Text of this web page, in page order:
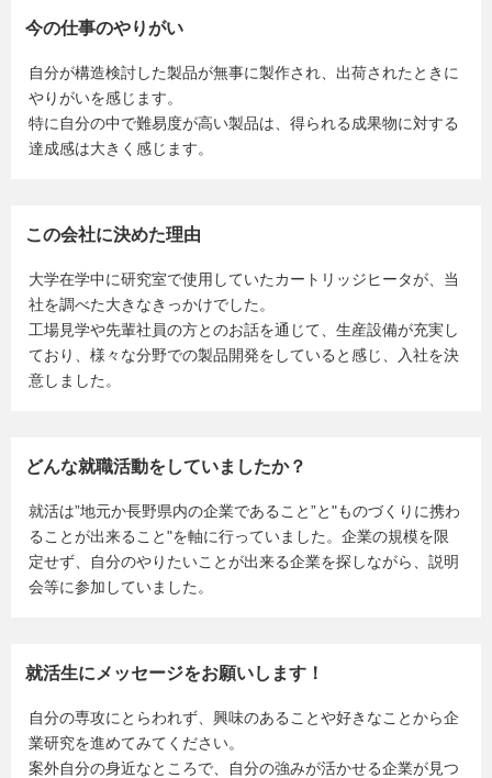
今の仕事のやりがい
自分が構造検討した製品が無事に製作され、出荷されたときに
やりがいを感じます。
特に自分の中で難易度が高い製品は、得られる成果物に対する
達成感は大きく感じます。
この会社に決めた理由
大学在学中に研究室で使用していたカートリッジヒータが、当
社を調べた大きなきっかけでした。
工場見学や先輩社員の方とのお話を通じて、生産設備が充実し
ており、様々な分野での製品開発をしていると感じ、入社を決
意しました。
どんな就職活動をしていましたか？
就活は”地元か長野県内の企業であること”と"ものづくりに携わ
ることが出来ること"を軸に行っていました。企業の規模を限
定せず、自分のやりたいことが出来る企業を探しながら、説明
会等に参加していました。
就活生にメッセージをお願いします！
自分の専攻にとらわれず、興味のあることや好きなことから企
業研究を進めてみてください。
案外自分の身近なところで、自分の強みが活かせる企業が見つ